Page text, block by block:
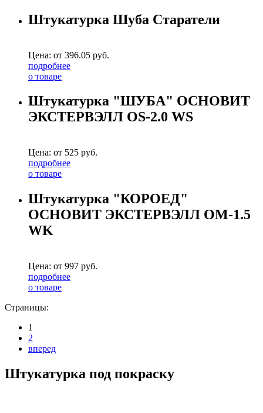
Штукатурка Шуба Старатели
Цена: от 396.05 руб.
подробнее
о товаре
Штукатурка "ШУБА" ОСНОВИТ
ЭКСТЕРВЭЛЛ OS-2.0 WS
Цена: от 525 руб.
подробнее
о товаре
Штукатурка "КОРОЕД"
ОСНОВИТ ЭКСТЕРВЭЛЛ OM-1.5
WK
Цена: от 997 руб.
подробнее
о товаре
Страницы:
1
2
вперед
Штукатурка под покраску